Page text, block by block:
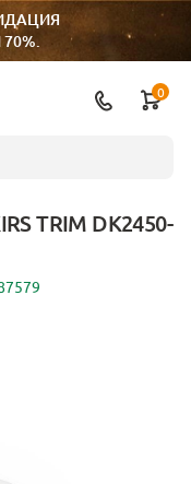
0
TRIM DK2450-